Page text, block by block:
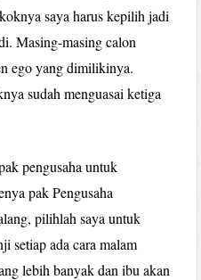
saya harus kepilih jadi
Masing-masing calon
ego yang dimilikinya.
sudah menguasai ketiga
pengusaha untuk
pak Pengusaha
pilihlah saya untuk
setiap ada cara malam
lebih banyak dan ibu akan